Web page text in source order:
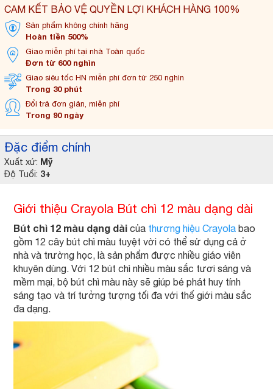
Đặc điểm chính
Xuất xứ: Mỹ
Độ Tuổi: 3+
CAM KẾT BẢO VỆ QUYỀN LỢI KHÁCH HÀNG 100%
Sản phẩm không chính hãng
Hoàn tiền 500%
Giao miễn phí tại nhà Toàn quốc
Đơn từ 600 nghìn
Giao siêu tốc HN miễn phí đơn từ 250 nghìn
Trong 30 phút
Đổi trả đơn giản, miễn phí
Trong 90 ngày
Giới thiệu Crayola Bút chì 12 màu dạng dài
Bút chì 12 màu dạng dài của thương hiệu Crayola bao
gồm 12 cây bút chì màu tuyệt vời có thể sử dụng cả ở
nhà và trường học, là sản phẩm được nhiều giáo viên
khuyên dùng. Với 12 bút chì nhiều màu sắc tươi sáng và
mềm mại, bộ bút chì màu này sẽ giúp bé phát huy tính
sáng tạo và trí tưởng tượng tối đa với thế giới màu sắc
đa dạng.